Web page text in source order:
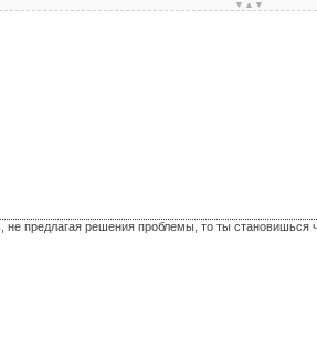
▼▲▼
не предлагая решения проблемы, то ты становишься